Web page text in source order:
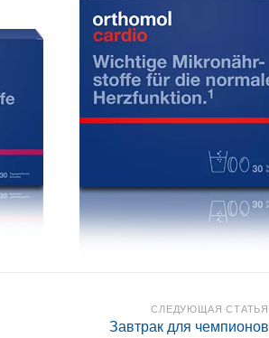
СЛЕДУЮЩАЯ СТАТЬЯ
Завтрак для чемпионов